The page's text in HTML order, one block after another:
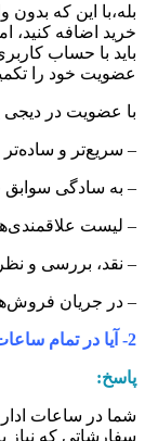
این که بدون
اضافه کنید،
با حساب
خود را
عضویت در دیجی
سریع‌تر و ساده‌تر
به سادگی سوابق
لیست علاقمندی‌های
نقد، بررسی و
در جریان
در ساعات
که نیاز